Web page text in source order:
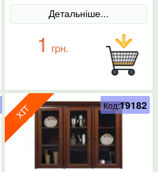
Детальніше...
1 грн.
Код:19182